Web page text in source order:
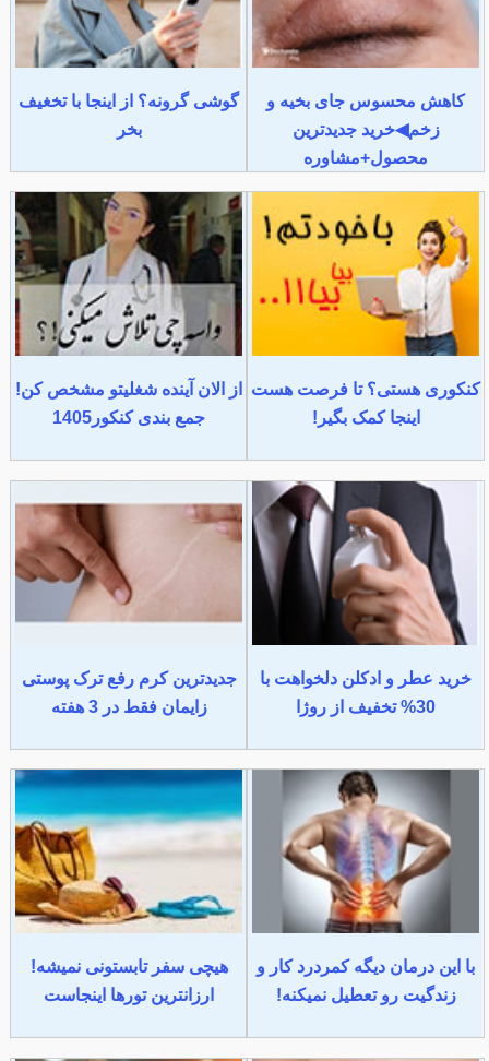
کاهش محسوس جای بخیه و
زخم◀خرید جدیدترین
محصول+مشاوره
گوشی گرونه؟ از اینجا با تخغیف
بخر
کنکوری هستی؟ تا فرصت هست
اینجا کمک بگیر!
از الان آینده شغلیتو مشخص کن!
جمع بندی کنکور1405
خرید عطر و ادکلن دلخواهت با
30% تخفیف از روژا
جدیدترین کرم رفع ترک پوستی
زایمان فقط در 3 هفته
با این درمان دیگه کمردرد کار و
زندگیت رو تعطیل نمیکنه!
هیچی سفر تابستونی نمیشه!
ارزانترین تورها اینجاست